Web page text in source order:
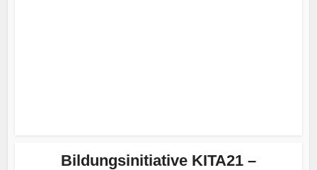
Bildungsinitiative KITA21 –